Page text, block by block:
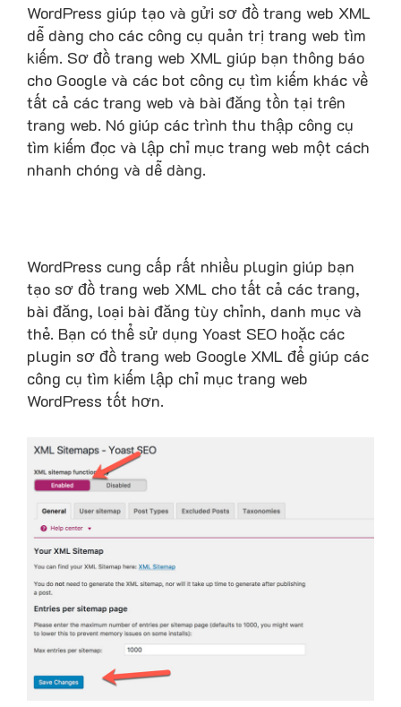
WordPress giúp tạo và gửi sơ đồ trang web XML
dễ dàng cho các công cụ quản trị trang web tìm
kiếm. Sơ đồ trang web XML giúp bạn thông báo
cho Google và các bot công cụ tìm kiếm khác về
tất cả các trang web và bài đăng tồn tại trên
trang web. Nó giúp các trình thu thập công cụ
tìm kiếm đọc và lập chỉ mục trang web một cách
nhanh chóng và dễ dàng.
WordPress cung cấp rất nhiều plugin giúp bạn
tạo sơ đồ trang web XML cho tất cả các trang,
bài đăng, loại bài đăng tùy chỉnh, danh mục và
thẻ. Bạn có thể sử dụng Yoast SEO hoặc các
plugin sơ đồ trang web Google XML để giúp các
công cụ tìm kiếm lập chỉ mục trang web
WordPress tốt hơn.